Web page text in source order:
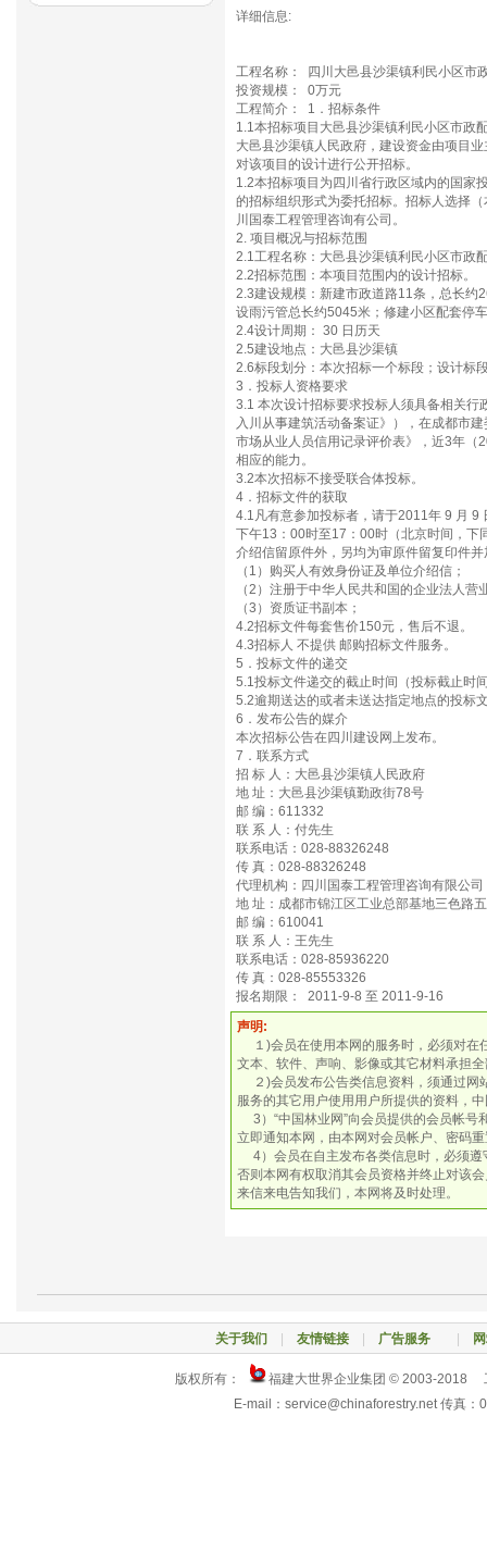
详细信息:
工程名称： 四川大邑县沙渠镇利民小区市
投资规模： 0万元
工程简介： 1．招标条件
1.1本招标项目大邑县沙渠镇利民小区市政
大邑县沙渠镇人民政府，建设资金由项目
对该项目的设计进行公开招标。
1.2本招标项目为四川省行政区域内的国家
的招标组织形式为委托招标。招标人选择
川国泰工程管理咨询有公司。
2. 项目概况与招标范围
2.1工程名称：大邑县沙渠镇利民小区市政
2.2招标范围：本项目范围内的设计招标。
2.3建设规模：新建市政道路11条，总长约
设雨污管总长约5045米；修建小区配套停
2.4设计周期： 30 日历天
2.5建设地点：大邑县沙渠镇
2.6标段划分：本次招标一个标段；设计标
3．投标人资格要求
3.1 本次设计招标要求投标人须具备相关
入川从事建筑活动备案证》），在成都市
市场从业人员信用记录评价表》，近3年
相应的能力。
3.2本次招标不接受联合体投标。
4．招标文件的获取
4.1凡有意参加投标者，请于2011年 9 月
下午13：00时至17：00时（北京时间，下
介绍信留原件外，另均为审原件留复印件
（1）购买人有效身份证及单位介绍信；
（2）注册于中华人民共和国的企业法人营
（3）资质证书副本；
4.2招标文件每套售价150元，售后不退。
4.3招标人 不提供 邮购招标文件服务。
5．投标文件的递交
5.1投标文件递交的截止时间（投标截止时
5.2逾期送达的或者未送达指定地点的投标
6．发布公告的媒介
本次招标公告在四川建设网上发布。
7．联系方式
招 标 人：大邑县沙渠镇人民政府
地 址：大邑县沙渠镇勤政街78号
邮 编：611332
联 系 人：付先生
联系电话：028-88326248
传 真：028-88326248
代理机构：四川国泰工程管理咨询有限公司
地 址：成都市锦江区工业总部基地三色路
邮 编：610041
联 系 人：王先生
联系电话：028-85936220
传 真：028-85553326
报名期限： 2011-9-8 至 2011-9-16
声明:
１)会员在使用本网的服务时，必须对在
文本、软件、声响、影像或其它材料承担
２)会员发布公告类信息资料，须通过网
服务的其它用户使用用户所提供的资料，
3）“中国林业网”向会员提供的会员帐号
立即通知本网，由本网对会员帐户、密码
4）会员在自主发布各类信息时，必须遵
否则本网有权取消其会员资格并终止对该
来信来电告知我们，本网将及时处理。
关于我们 友情链接| 广告服务
版权所有：
福建大世界企业集团 © 2003-2018
E-mail：service@chinaforestry.net 传真